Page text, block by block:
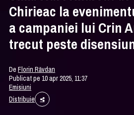
Chirieac la
a campaniei lui Crin
trecut peste
DeFlorin Răvdan
Publicat pe 10 apr 2025, 11:37
Emisiuni
Distribuie